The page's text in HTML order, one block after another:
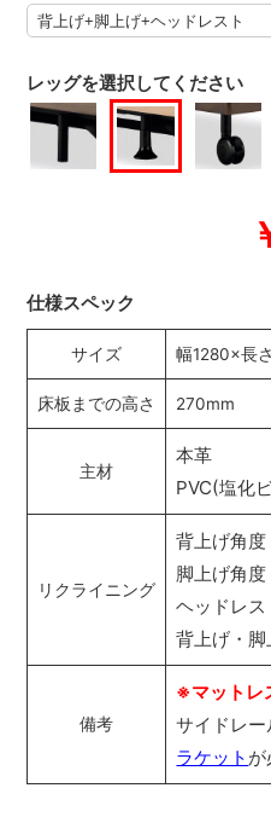
レッグを選択してください
仕様スペック
サイズ 幅1280×長
床板までの高さ 270mm
主材
本革
PVC(塩化
リクライニング
背上げ角度
脚上げ角
ヘッドレ
背上げ・
備考
※マットレ
サイドレ
ラケット が